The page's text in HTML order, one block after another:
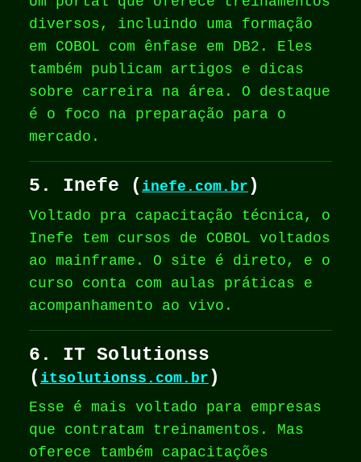
diversos, incluindo uma formação
em COBOL com ênfase em DB2. Eles
também publicam artigos e dicas
sobre carreira na área. O destaque
é o foco na preparação para o
mercado.
5. Inefe ( inefe.com.br )
Voltado pra capacitação técnica, o
Inefe tem cursos de COBOL voltados
ao mainframe. O site é direto, e o
curso conta com aulas práticas e
acompanhamento ao vivo.
6. IT Solutionss
( itsolutionss.com.br )
Esse é mais voltado para empresas
que contratam treinamentos. Mas
oferece também capacitações